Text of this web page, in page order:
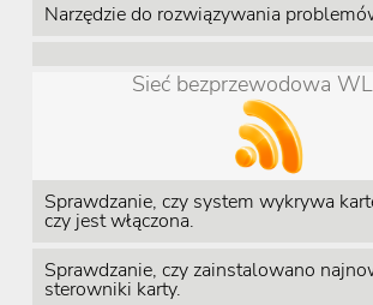
Narzędzie do rozwiązywania
Sieć bezprzewodowa
Sprawdzanie, czy system wykrywa
czy jest włączona.
Sprawdzanie, czy zainstalowano
sterowniki karty.